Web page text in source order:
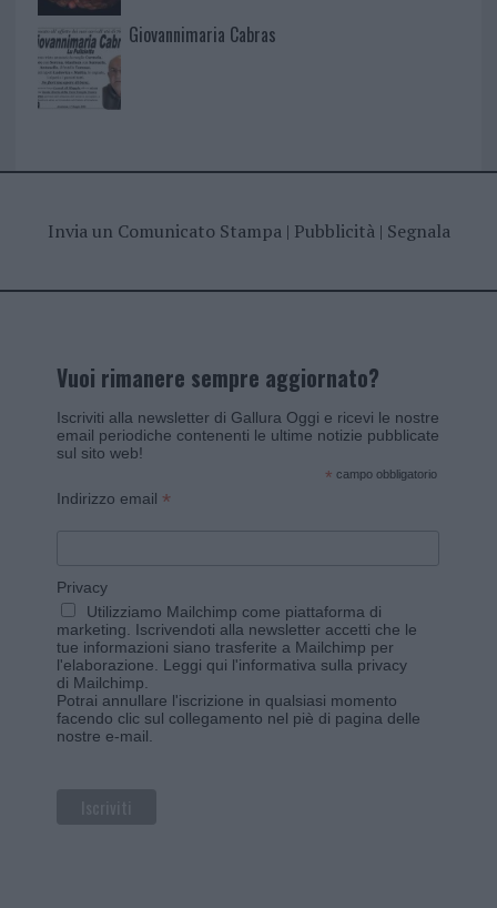
Giovannimaria Cabras
Invia un Comunicato Stampa| Pubblicità| Segnala
Vuoi rimanere sempre aggiornato?
Iscriviti alla newsletter di Gallura Oggi e ricevi le nostre
email periodiche contenenti le ultime notizie pubblicate
sul sito web!
* campo obbligatorio
Indirizzo email *
Privacy
Utilizziamo Mailchimp come piattaforma di
marketing. Iscrivendoti alla newsletter accetti che le
tue informazioni siano trasferite a Mailchimp per
l'elaborazione. Leggi qui l'informativa sulla privacy
di Mailchimp
Potrai annullare l'iscrizione in qualsiasi momento
facendo clic sul collegamento nel piè di pagina delle
nostre e-mail.